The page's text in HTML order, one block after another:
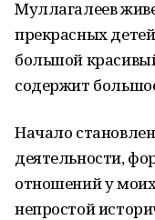
Муллагалеев
прекрасных
большой
содержит
Начало
деятельности,
отношений у
непростой